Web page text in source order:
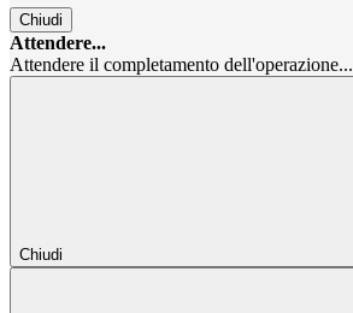
Chiudi
Attendere...
Attendere il completamento dell'operazione...
Chiudi